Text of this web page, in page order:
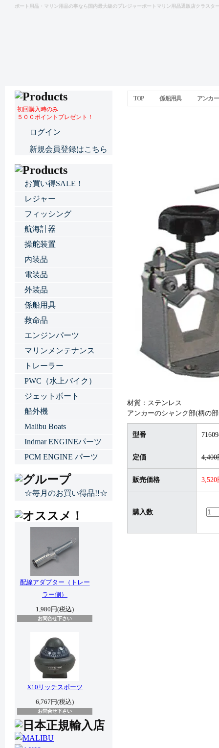
ボート用品・マリン用品の事なら国内最大級のプレジャーボートマリン用品通販店クラスタ
TOP 係船用具 アンカ
材質：ステンレス
アンカーのシャンク部(柄の
型番
定価
販売価格
購入数
初回購入時のみ
５００ポイントプレゼント！
ログイン
新規会員登録はこちら
お買い得SALE！
レジャー
フィッシング
航海計器
操舵装置
内装品
電装品
外装品
係船用具
救命品
エンジンパーツ
マリンメンテナンス
トレーラー
PWC（水上バイク）
ジェットボート
船外機
Malibu Boats
Indmar ENGINEパーツ
PCM ENGINE パーツ
☆毎月のお買い得品!!☆
配線アダプター（トレー
ラー側）
1,980円(税込)
お問合せ下さい
X10リッチスポーツ
6,767円(税込)
お問合せ下さい